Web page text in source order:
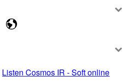
Listen Cosmos IR - Soft online